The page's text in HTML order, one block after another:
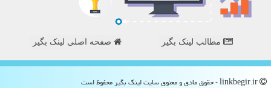
مطالب لینک بگیر صفحه اصلی لینک بگیر